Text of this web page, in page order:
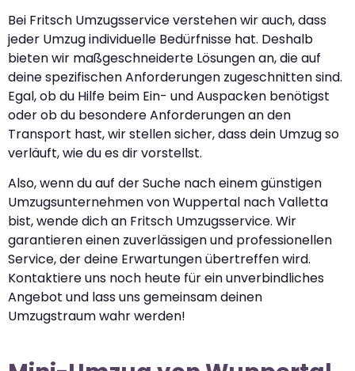
Bei Fritsch Umzugsservice verstehen wir auch, dass
jeder Umzug individuelle Bedürfnisse hat. Deshalb
bieten wir maßgeschneiderte Lösungen an, die auf
deine spezifischen Anforderungen zugeschnitten sind.
Egal, ob du Hilfe beim Ein- und Auspacken benötigst
oder ob du besondere Anforderungen an den
Transport hast, wir stellen sicher, dass dein Umzug so
verläuft, wie du es dir vorstellst.
Also, wenn du auf der Suche nach einem günstigen
Umzugsunternehmen von Wuppertal nach Valletta
bist, wende dich an Fritsch Umzugsservice. Wir
garantieren einen zuverlässigen und professionellen
Service, der deine Erwartungen übertreffen wird.
Kontaktiere uns noch heute für ein unverbindliches
Angebot und lass uns gemeinsam deinen
Umzugstraum wahr werden!